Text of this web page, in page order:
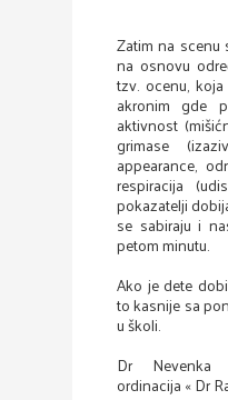
Zatim na scenu
na osnovu
tzv. ocenu,
akronim gde
aktivnost
grimase
appearance,
respiracija
pokazatelji
se sabiraju i
petom minutu.
Ako je dete
to kasnije sa
u školi.
Dr Nevenka
ordinacija « Dr